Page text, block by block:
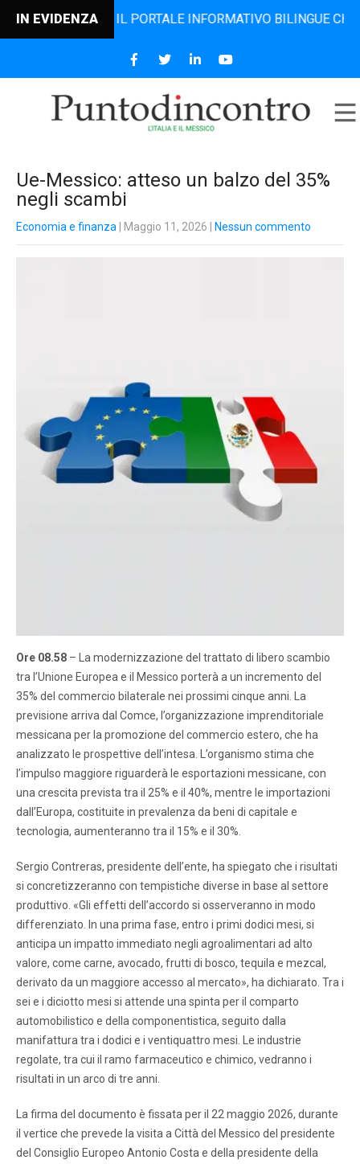
IN EVIDENZAIL PORTALE INFORMATIVO BILINGUE CHE
Ue-Messico: atteso un balzo del 35%
negli scambi
Economia e finanza | Maggio 11, 2026 Nessun commento
Ore 08.58 – La modernizzazione del trattato di libero scambio
tra l’Unione Europea e il Messico porterà a un incremento del
35% del commercio bilaterale nei prossimi cinque anni. La
previsione arriva dal Comce, l’organizzazione imprenditoriale
messicana per la promozione del commercio estero, che ha
analizzato le prospettive dell’intesa. L’organismo stima che
l’impulso maggiore riguarderà le esportazioni messicane, con
una crescita prevista tra il 25% e il 40%, mentre le importazioni
dall’Europa, costituite in prevalenza da beni di capitale e
tecnologia, aumenteranno tra il 15% e il 30%.
Sergio Contreras, presidente dell’ente, ha spiegato che i risultati
si concretizzeranno con tempistiche diverse in base al settore
produttivo. «Gli effetti dell’accordo si osserveranno in modo
differenziato. In una prima fase, entro i primi dodici mesi, si
anticipa un impatto immediato negli agroalimentari ad alto
valore, come carne, avocado, frutti di bosco, tequila e mezcal,
derivato da un maggiore accesso al mercato», ha dichiarato. Tra i
sei e i diciotto mesi si attende una spinta per il comparto
automobilistico e della componentistica, seguito dalla
manifattura tra i dodici e i ventiquattro mesi. Le industrie
regolate, tra cui il ramo farmaceutico e chimico, vedranno i
risultati in un arco di tre anni.
La firma del documento è fissata per il 22 maggio 2026, durante
il vertice che prevede la visita a Città del Messico del presidente
del Consiglio Europeo Antonio Costa e della presidente della